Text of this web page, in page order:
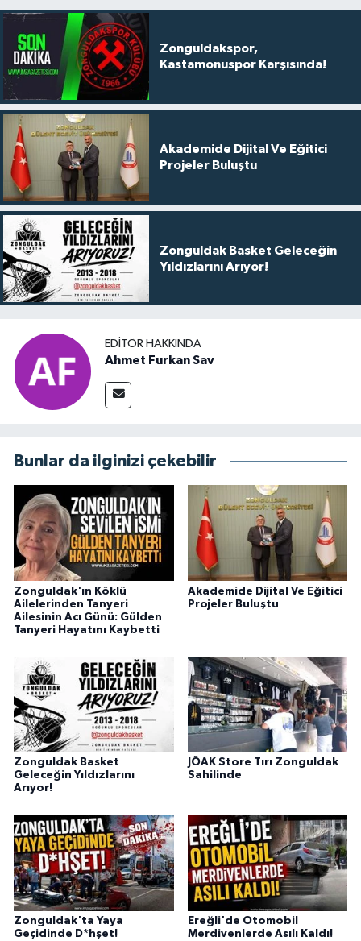
Zonguldakspor,
Kastamonuspor Karşısında!
Akademide Dijital Ve Eğitici
Projeler Buluştu
Zonguldak Basket Geleceğin
Yıldızlarını Arıyor!
EDITÖR HAKKINDA
Ahmet Furkan Sav
Bunlar da ilginizi çekebilir
Zonguldak'ın Köklü
Ailelerinden Tanyeri
Ailesinin Acı Günü: Gülden
Tanyeri Hayatını Kaybetti
Akademide Dijital Ve Eğitici
Projeler Buluştu
Zonguldak Basket
Geleceğin Yıldızlarını
Arıyor!
JÖAK Store Tırı Zonguldak
Sahilinde
Zonguldak'ta Yaya
Geçidinde D*hşet!
Ereğli'de Otomobil
Merdivenlerde Asılı Kaldı!